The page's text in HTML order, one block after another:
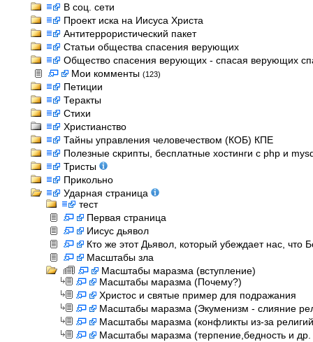
В соц. сети
Проект иска на Иисуса Христа
Антитеррористический пакет
Статьи общества спасения верующих
Общество спасения верующих - спасая верующих
Мои комменты (123)
Петиции
Теракты
Стихи
Христианство
Тайны управления человечеством (КОБ) КПЕ
Полезные скрипты, бесплатные хостинги с php и
Тристы
Прикольно
Ударная страница
тест
Первая страница
Иисус дьявол
Кто же этот Дьявол, который убеждает нас, что
Масштабы зла
Масштабы маразма (вступление)
Масштабы маразма (Почему?)
Христос и святые пример для подражания
Масштабы маразма (Экуменизм - слияние
Масштабы маразма (конфликты из-за
Масштабы маразма (терпение,бедность и др.